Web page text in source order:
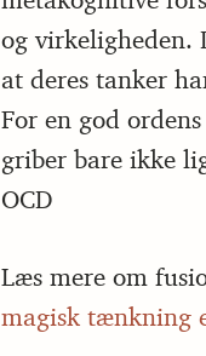
og virkeligheden.
at deres tanker
For en god
griber bare ikke
OCD
Læs mere om
magisk tænkning